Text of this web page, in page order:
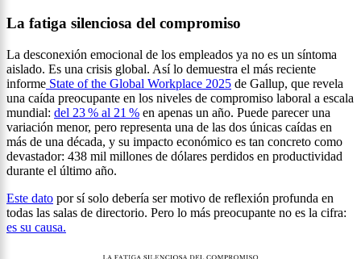
La fatiga silenciosa del compromiso
La desconexión emocional de los empleados ya no es un síntoma
aislado. Es una crisis global. Así lo demuestra el más reciente
informe State of the Global Workplace 2025 de Gallup, que revela
una caída preocupante en los niveles de compromiso laboral a escala
mundial: del 23 % al 21 % en apenas un año. Puede parecer una
variación menor, pero representa una de las dos únicas caídas en
más de una década, y su impacto económico es tan concreto como
devastador: 438 mil millones de dólares perdidos en productividad
durante el último año.
Este dato por sí solo debería ser motivo de reflexión profunda en
todas las salas de directorio. Pero lo más preocupante no es la cifra:
es su causa.